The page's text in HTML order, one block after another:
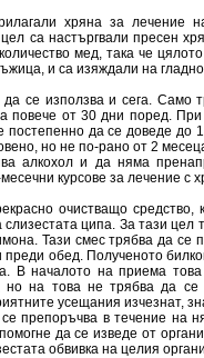
хряна за лечение
са настъргвали пресен
мед, така че
и са изяждали на
се използва и сега. Само
повече от 30 дни поред.
постепенно да се доведе до
но не по-рано от 2
алкохол и да няма
курсове за лечение с
очистващо средство,
ципа. За тази цел
Тази смес трябва да се
преди обед. Полученото
В началото на приема това
но на това не трябва да
усещания изчезнат,
препоръчва в течение на
да се изведе от
обвивка на целия